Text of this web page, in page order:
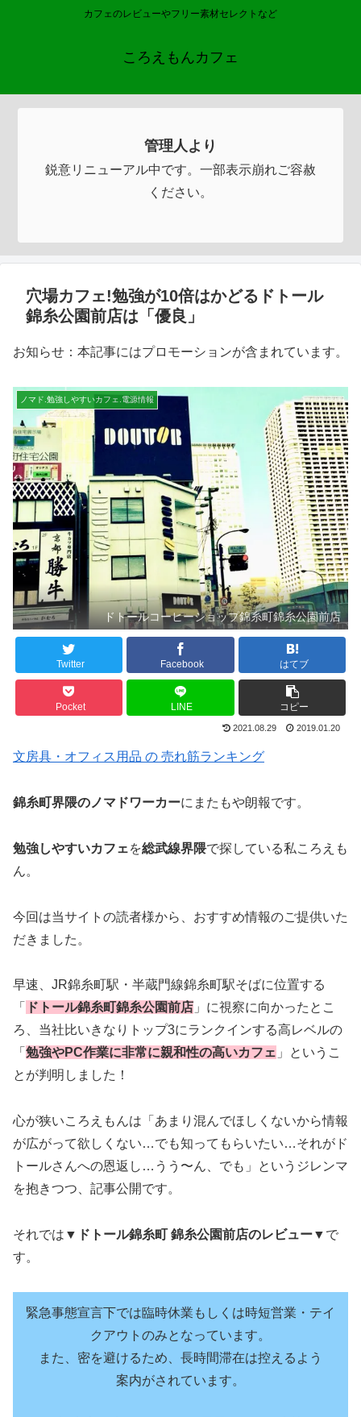
カフェのレビューやフリー素材セレクトなど
ころえもんカフェ
管理人より
鋭意リニューアル中です。一部表示崩れご容赦
ください。
穴場カフェ!勉強が10倍はかどるドトール
錦糸公園前店は「優良」
お知らせ：本記事にはプロモーションが含まれています。
ノマド.勉強しやすいカフェ.電源情報
ドトールコーヒーショップ錦糸町錦糸公園前店
Twitter Facebook はてブ
Pocket LINE コピー
2021.08.29 2019.01.20
文房具・オフィス用品 の 売れ筋ランキング
錦糸町界隈のノマドワーカーにまたもや朗報です。
勉強しやすいカフェを総武線界隈で探している私ころえも
ん。
今回は当サイトの読者様から、おすすめ情報のご提供いた
だきました。
早速、JR錦糸町駅・半蔵門線錦糸町駅そばに位置する
「
ドトール錦糸町錦糸公園前店 」に視察に向かったとこ
ろ、当社比いきなりトップ3にランクインする高レベルの
「 勉強やPC作業に非常に親和性の高いカフェ 」というこ
とが判明しました！
心が狭いころえもんは「あまり混んでほしくないから情報
が広がって欲しくない…でも知ってもらいたい…それがド
トールさんへの恩返し…うう〜ん、でも」というジレンマ
を抱きつつ、記事公開です。
それでは▼ ドトール錦糸町 錦糸公園前店のレビュー▼で
す。
緊急事態宣言下では臨時休業もしくは時短営業・テイ
クアウトのみとなっています。
また、密を避けるため、長時間滞在は控えるよう
案内がされています。